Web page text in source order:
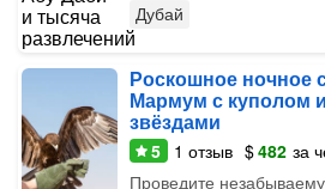
Дубай
Роскошное ночное
Мармум с куполом
звёздами
5 1 отзыв $482 за
Проведите